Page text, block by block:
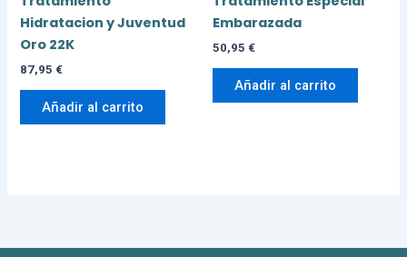
Hidratacion y Juventud
Oro 22K
87,95 €
Añadir al carrito
Embarazada
50,95 €
Añadir al carrito